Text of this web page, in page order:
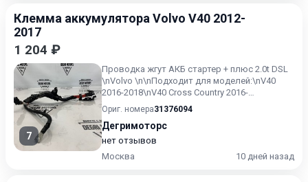
Клемма аккумулятора Volvo V40 2012-
2017
1 204 ₽
7
Проводка жгут АКБ стартер + плюс 2.0t DSL
\nVolvo \n\nПодходит для моделей:\nV40
2016-2018\nV40 Cross Country 2016-
2018\n\nПодходит для двиг...
Ориг. номера31376094
Дегримоторс
нет отзывов
Москва
10 дней назад